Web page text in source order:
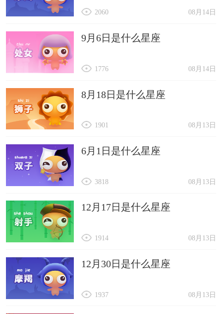
08月14日
2060
9月6日是什么星座
08月14日
1776
8月18日是什么星座
08月13日
1901
6月1日是什么星座
08月13日
3818
12月17日是什么星座
08月13日
1914
12月30日是什么星座
08月13日
1937